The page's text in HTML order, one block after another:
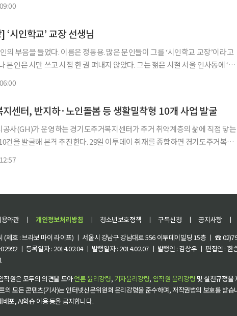
‘시인학교’ 교장 선생님
의 부음을 들었다. 이름은 정동용. 많은 문인들이 그를 ‘시인학교 교장’이라고
본인은 시만 쓰고 시집 한 권 펴내지 않았다. 그는 젊은 시절 서울 인사동에 ‘시
지센터, 반지하·노인돌봄 등 생활밀착형 10개 사업 발굴
공사(GH)가 운영하는 경기도주거복지센터가 주거 취약계층의 삶에 직접 닿는
격 추진한다. 29일 이투데이 취재를 종합하면 경기도주거복지
용약관 ㅣ 개인정보처리방침 ㅣ 청소년보호정책 ㅣ 구독신청 ㅣ 공지사항 ㅣ
(제호 : 브라보 마이 라이프) ㅣ 서울시 강남구 강남대로 556 이투데이빌딩 15층 ㅣ ☎
ㅣ 등록일자 : 2014.02.04 ㅣ 발행일자 : 2014.02.07 ㅣ 발행인 : 김상우 ㅣ 편집인 :
직원은 모두의 의견을 모아언론 윤리강령, 기자윤리강령, 임직원 윤리강령 및 실천규정을
의 모든 콘텐츠(기사)는 인터넷신문위원회 윤리강령을 준수하며, 저작권법의 보호를 받습
포, AI학습 이용 등을 금지합니다.